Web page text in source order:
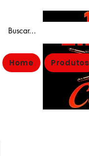
Home Produtos